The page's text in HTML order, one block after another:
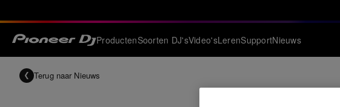
ProductenSoorten DJ'sVideo'sLerenSupportNieuws
Terug naar Nieuws